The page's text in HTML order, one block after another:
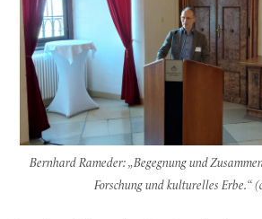
Bernhard Rameder: „Begegnung und
Forschung und kulturelles Erbe.“